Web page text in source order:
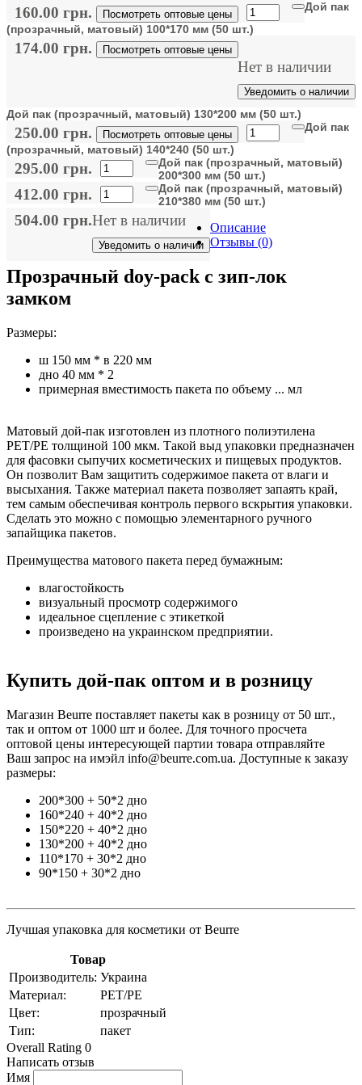
160.00 грн. Посмотреть оптовые цены
Дой пак
(прозрачный, матовый) 100*170 мм (50 шт.)
174.00 грн. Посмотреть оптовые цены
Нет в наличии
Уведомить о наличии
Дой пак (прозрачный, матовый) 130*200 мм (50 шт.)
250.00 грн. Посмотреть оптовые цены
Дой пак
(прозрачный, матовый) 140*240 (50 шт.)
295.00 грн.
Дой пак (прозрачный, матовый)
200*300 мм (50 шт.)
412.00 грн.
Дой пак (прозрачный, матовый)
210*380 мм (50 шт.)
504.00 грн.Нет в наличии
Уведомить о наличии
Описание
Отзывы (0)
Прозрачный doy-pack с зип-лок
замком
Размеры:
ш 150 мм * в 220 мм
дно 40 мм * 2
примерная вместимость пакета по объему ... мл
Матовый дой-пак изготовлен из плотного полиэтилена
PET/PE толщиной 100 мкм. Такой выд упаковки предназначен
для фасовки сыпучих косметических и пищевых продуктов.
Он позволит Вам защитить содержимое пакета от влаги и
высыхания. Также материал пакета позволяет запаять край,
тем самым обеспечивая контроль первого вскрытия упаковки.
Сделать это можно с помощью элементарного ручного
запайщика пакетов.
Преимущества матового пакета перед бумажным:
влагостойкость
визуальный просмотр содержимого
идеальное сцепление с этикеткой
произведено на украинском предприятии.
Купить дой-пак оптом и в розницу
Магазин Beurre поставляет пакеты как в розницу от 50 шт.,
так и оптом от 1000 шт и более. Для точного просчета
оптовой цены интересующей партии товара отправляйте
Ваш запрос на имэйл info@beurre.com.ua. Доступные к заказу
размеры:
200*300 + 50*2 дно
160*240 + 40*2 дно
150*220 + 40*2 дно
130*200 + 40*2 дно
110*170 + 30*2 дно
90*150 + 30*2 дно
Лучшая упаковка для косметики от Beurre
Товар
Производитель: Украина
Материал:
PET/PE
Цвет:
прозрачный
Тип:
пакет
Overall Rating 0
Написать отзыв
Имя